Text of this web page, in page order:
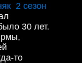
2 сезон
30 лет.
то